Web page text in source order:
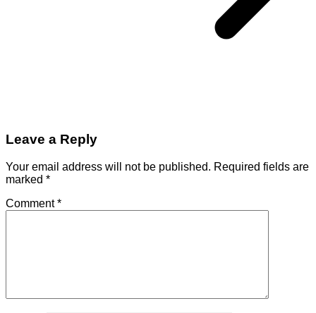
Leave a Reply
Your email address will not be published. Required fields are
marked *
Comment*